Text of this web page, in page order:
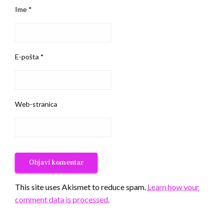
Ime *
E-pošta *
Web-stranica
This site uses Akismet to reduce spam. Learn how your
comment data is processed.